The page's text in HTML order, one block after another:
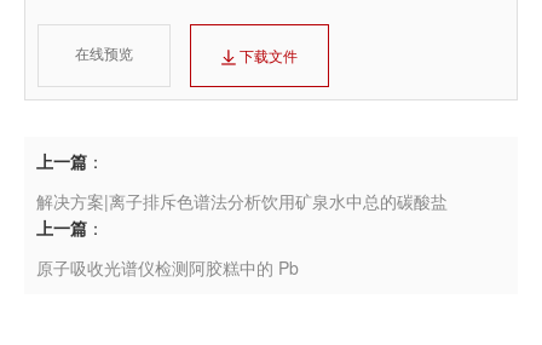
在线预览 下载文件
上一篇 ：
解决方案|离子排斥色谱法分析饮用矿泉水中总的碳酸盐
上一篇 ：
原子吸收光谱仪检测阿胶糕中的 Pb